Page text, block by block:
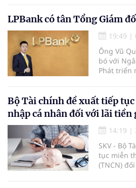
cổ phiếu
2023.
LPBank có tân Tổng Giám
19:49 |
Ông Vũ
bó với
Phát triển
Bộ Tài chính đề xuất tiếp
nhập cá nhân đối với lãi
14:19 |
SKV - Bộ
tục miễn
(TNCN)